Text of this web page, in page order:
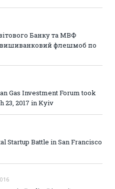
Банку та МВФ
флешмоб по
Gas Investment Forum took
23, 2017 in Kyiv
Startup Battle in San Francisco